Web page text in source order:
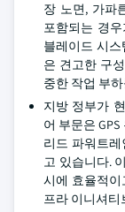
장 노면, 가파
포함되는 경
블레이드 시
은 견고한 구
중한 작업 부
지방 정부가
어 부문은
리드 파워트
고 있습니다.
시에 효율적
프라 이니셔티